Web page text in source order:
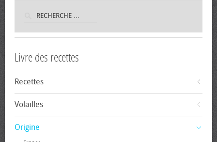
Livre des recettes
Recettes
Volailles
Origine